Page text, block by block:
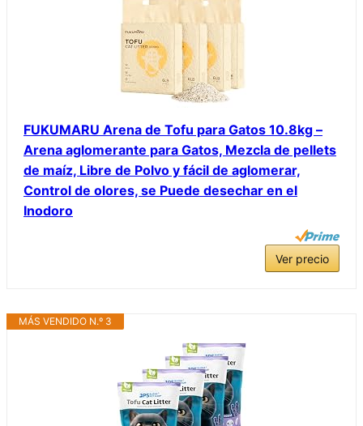
FUKUMARU Arena de Tofu para Gatos 10.8kg –
Arena aglomerante para Gatos, Mezcla de pellets
de maíz, Libre de Polvo y fácil de aglomerar,
Control de olores, se Puede desechar en el
Inodoro
Ver precio
MÁS VENDIDO N.º 3